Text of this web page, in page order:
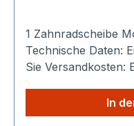
1 Zahnradscheibe
Technische Daten:
Sie Versandkosten:
einmalig die
In